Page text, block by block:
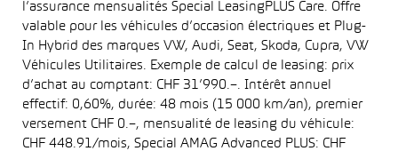
l’assurance mensualités Special LeasingPLUS Care. Offre
valable pour les véhicules d’occasion électriques et Plug-
In Hybrid des marques VW, Audi, Seat, Skoda, Cupra, VW
Véhicules Utilitaires. Exemple de calcul de leasing: prix
d’achat au comptant: CHF 31’990.–. Intérêt annuel
effectif: 0,60%, durée: 48 mois (15 000 km/an), premier
versement CHF 0.–, mensualité de leasing du véhicule:
CHF 448.91/mois, Special AMAG Advanced PLUS: CHF